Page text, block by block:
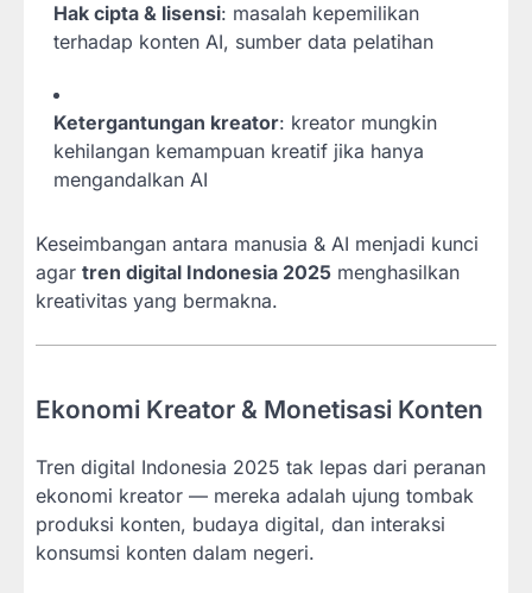
Hak cipta & lisensi: masalah kepemilikan
terhadap konten AI, sumber data pelatihan
Ketergantungan kreator: kreator mungkin
kehilangan kemampuan kreatif jika hanya
mengandalkan AI
Keseimbangan antara manusia & AI menjadi kunci
agar tren digital Indonesia 2025 menghasilkan
kreativitas yang bermakna.
Ekonomi Kreator & Monetisasi Konten
Tren digital Indonesia 2025 tak lepas dari peranan
ekonomi kreator — mereka adalah ujung tombak
produksi konten, budaya digital, dan interaksi
konsumsi konten dalam negeri.